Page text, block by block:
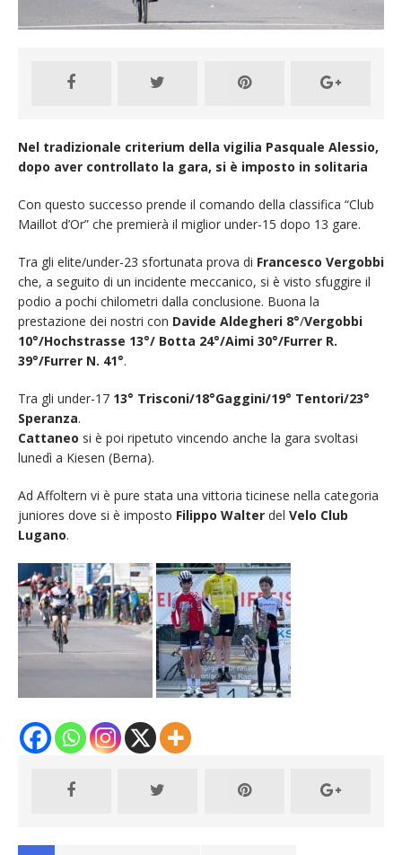
Nel tradizionale criterium della vigilia Pasquale Alessio,
dopo aver controllato la gara, si è imposto in solitaria
Con questo successo prende il comando della classifica “Club
Maillot d’Or” che premierà il miglior under-15 dopo 13 gare.
Tra gli elite/under-23 sfortunata prova di Francesco Vergobbi
che, a seguito di un incidente meccanico, si è visto sfuggire il
podio a pochi chilometri dalla conclusione. Buona la
prestazione dei nostri con Davide Aldegheri 8°/Vergobbi
10°/Hochstrasse 13°/ Botta 24°/Aimi 30°/Furrer R.
39°/Furrer N. 41°.
Tra gli under-17 13° Trisconi/18°Gaggini/19° Tentori/23°
Speranza.
Cattaneo si è poi ripetuto vincendo anche la gara svoltasi
lunedì a Kiesen (Berna).
Ad Affoltern vi è pure stata una vittoria ticinese nella categoria
juniores dove si è imposto Filippo Walter del Velo Club
Lugano.